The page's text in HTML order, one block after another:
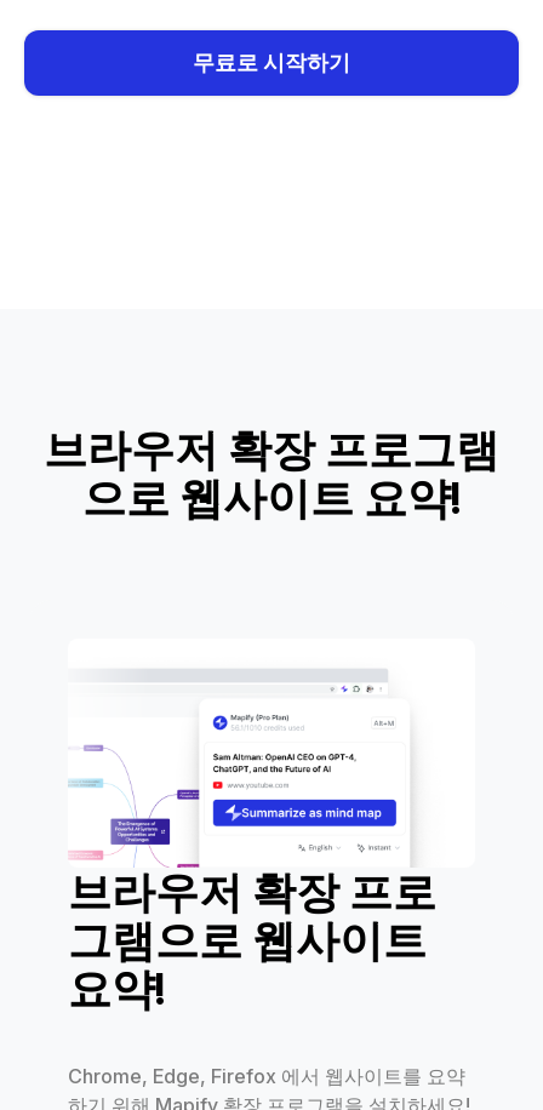
무료로 시작하기
브라우저 확장 프로그램
으로 웹사이트 요약!
브라우저 확장 프로
그램으로 웹사이트
요약!
Chrome, Edge, Firefox 에서 웹사이트를 요약
하기 위해 Mapify 확장 프로그램을 설치하세요!